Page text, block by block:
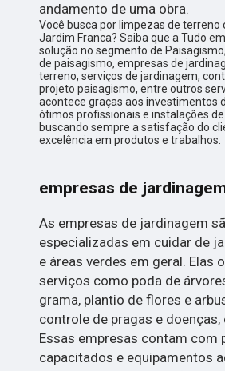
andamento de uma obra.
Você busca por limpezas de terreno
Jardim Franca? Saiba que a Tudo
solução no segmento de
de paisagismo, empresas de
terreno, serviços de jardinagem,
projeto paisagismo, entre outros
acontece graças aos investimentos
ótimos profissionais e instalações
buscando sempre a satisfação do
excelência em produtos e trabalhos.
empresas de
As empresas de jardinagem
especializadas em cuidar de
e áreas verdes em geral. Elas
serviços como poda de
grama, plantio de flores e
controle de pragas e
Essas empresas contam com
capacitados e equipamentos